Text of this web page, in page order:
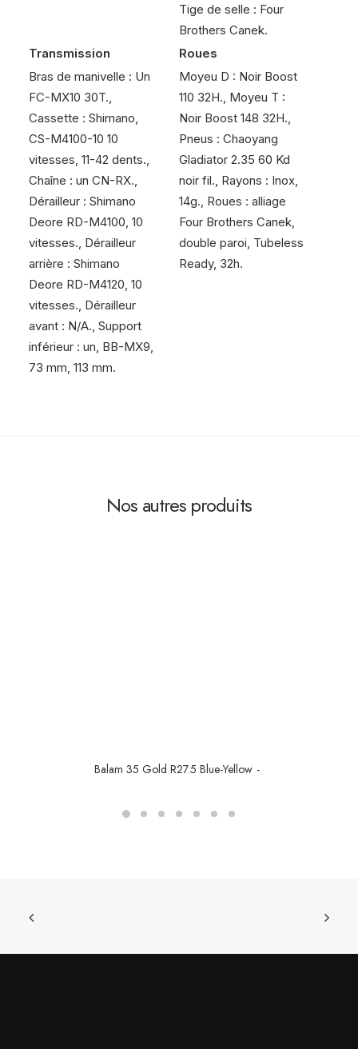
Tige de selle : Four
Brothers Canek.
Transmission
Bras de manivelle : Un
FC-MX10 30T.,
Cassette : Shimano,
CS-M4100-10 10
vitesses, 11-42 dents.,
Chaîne : un CN-RX.,
Dérailleur : Shimano
Deore RD-M4100, 10
vitesses., Dérailleur
arrière : Shimano
Deore RD-M4120, 10
vitesses., Dérailleur
avant : N/A., Support
inférieur : un, BB-MX9,
73 mm, 113 mm.
Roues
Moyeu D : Noir Boost
110 32H., Moyeu T :
Noir Boost 148 32H.,
Pneus : Chaoyang
Gladiator 2.35 60 Kd
noir fil., Rayons : Inox,
14g., Roues : alliage
Four Brothers Canek,
double paroi, Tubeless
Ready, 32h.
Nos autres produits
CONTINUER LA LECTURE
Balam 35 Gold R27.5 Blue-Yellow